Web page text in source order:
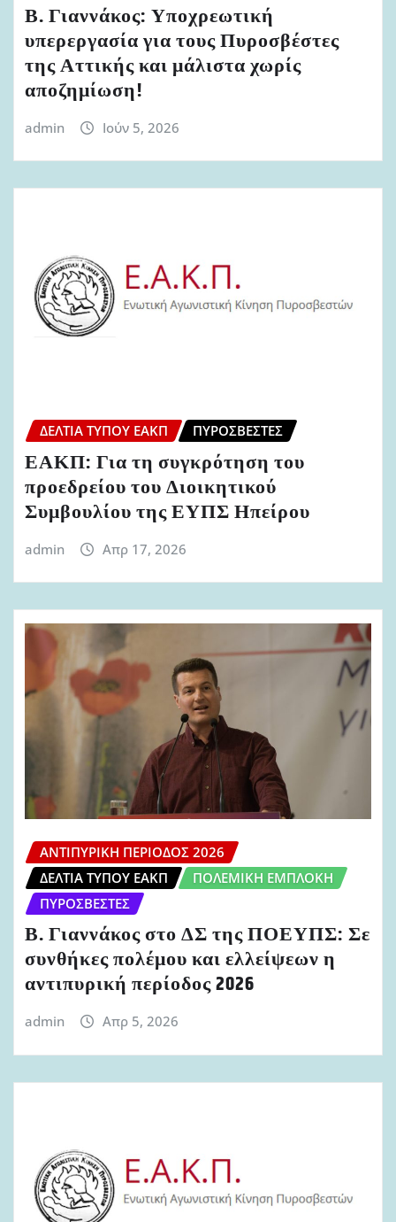
Β. Γιαννάκος: Υποχρεωτική
υπερεργασία για τους Πυροσβέστες
της Αττικής και μάλιστα χωρίς
αποζημίωση!
admin Ιούν 5, 2026
ΔΕΛΤΊΑ ΤΎΠΟΥ ΕΑΚΠ ΠΥΡΟΣΒΈΣΤΕΣ
ΕΑΚΠ: Για τη συγκρότηση του
προεδρείου του Διοικητικού
Συμβουλίου της ΕΥΠΣ Ηπείρου
admin Απρ 17, 2026
ΑΝΤΙΠΥΡΙΚΉ ΠΕΡΊΟΔΟΣ 2026
ΔΕΛΤΊΑ ΤΎΠΟΥ ΕΑΚΠ
ΠΟΛΕΜΙΚΉ ΕΜΠΛΟΚΉ
ΠΥΡΟΣΒΈΣΤΕΣ
Β. Γιαννάκος στο ΔΣ της ΠΟΕΥΠΣ: Σε
συνθήκες πολέμου και ελλείψεων η
αντιπυρική περίοδος 2026
admin Απρ 5, 2026